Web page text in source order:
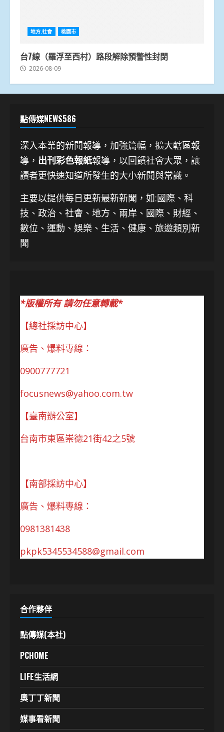
地方.社會 桃園市
台7線（羅浮至西村）路段解除預警性封閉
2026-08-09
點傳媒NEWS586
深入本業的新聞報導，加強篇幅，擴大轄區報
導， 出刊彩色報紙報導，以回饋社會大眾，讓
讀者更快速知道所發生的大小新聞與常識。
主要以提供每日更新最新新聞 ，如:國際、科
技、 政治、社會、地方、兩岸、國際、財經、
數位、運動、娛樂、生活、健康、旅遊類別新
聞
*版權所有 請勿任意轉載*
【總社採訪中心】
廣告、爆料專線：
0900777721
focusnews@yahoo.com.tw
【臺南辦公室】
台南市東區崇德21街42之5號
【南部採訪中心】
廣告、爆料專線：
0981381438
pkpk5345534588@gmail.com
合作夥伴
點傳媒(本社)
PCHOME
LIFE生活網
奧丁丁新聞
媒事看新聞